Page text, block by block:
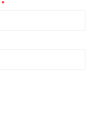
*Erforderlich